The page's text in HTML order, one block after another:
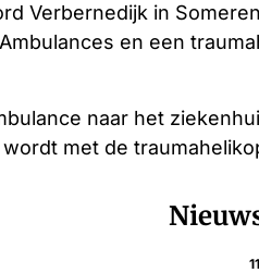
Verbernedijk in
en een
naar het
met de